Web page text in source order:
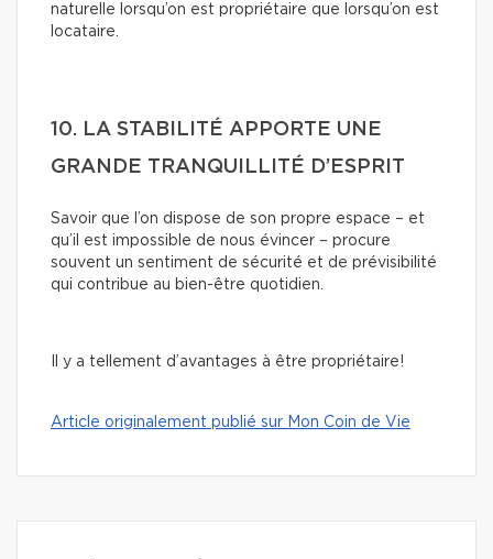
naturelle lorsqu’on est propriétaire que lorsqu’on est
locataire.
10. LA STABILITÉ APPORTE UNE
GRANDE TRANQUILLITÉ D’ESPRIT
Savoir que l’on dispose de son propre espace – et
qu’il est impossible de nous évincer – procure
souvent un sentiment de sécurité et de prévisibilité
qui contribue au bien-être quotidien.
Il y a tellement d’avantages à être propriétaire!
Article originalement publié sur Mon Coin de Vie